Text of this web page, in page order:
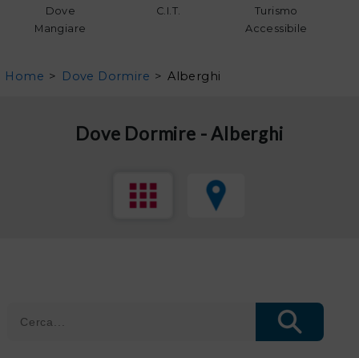
Dove
Mangiare
C.I.T.
Turismo
Accessibile
Home > Dove Dormire > Alberghi
Dove Dormire - Alberghi